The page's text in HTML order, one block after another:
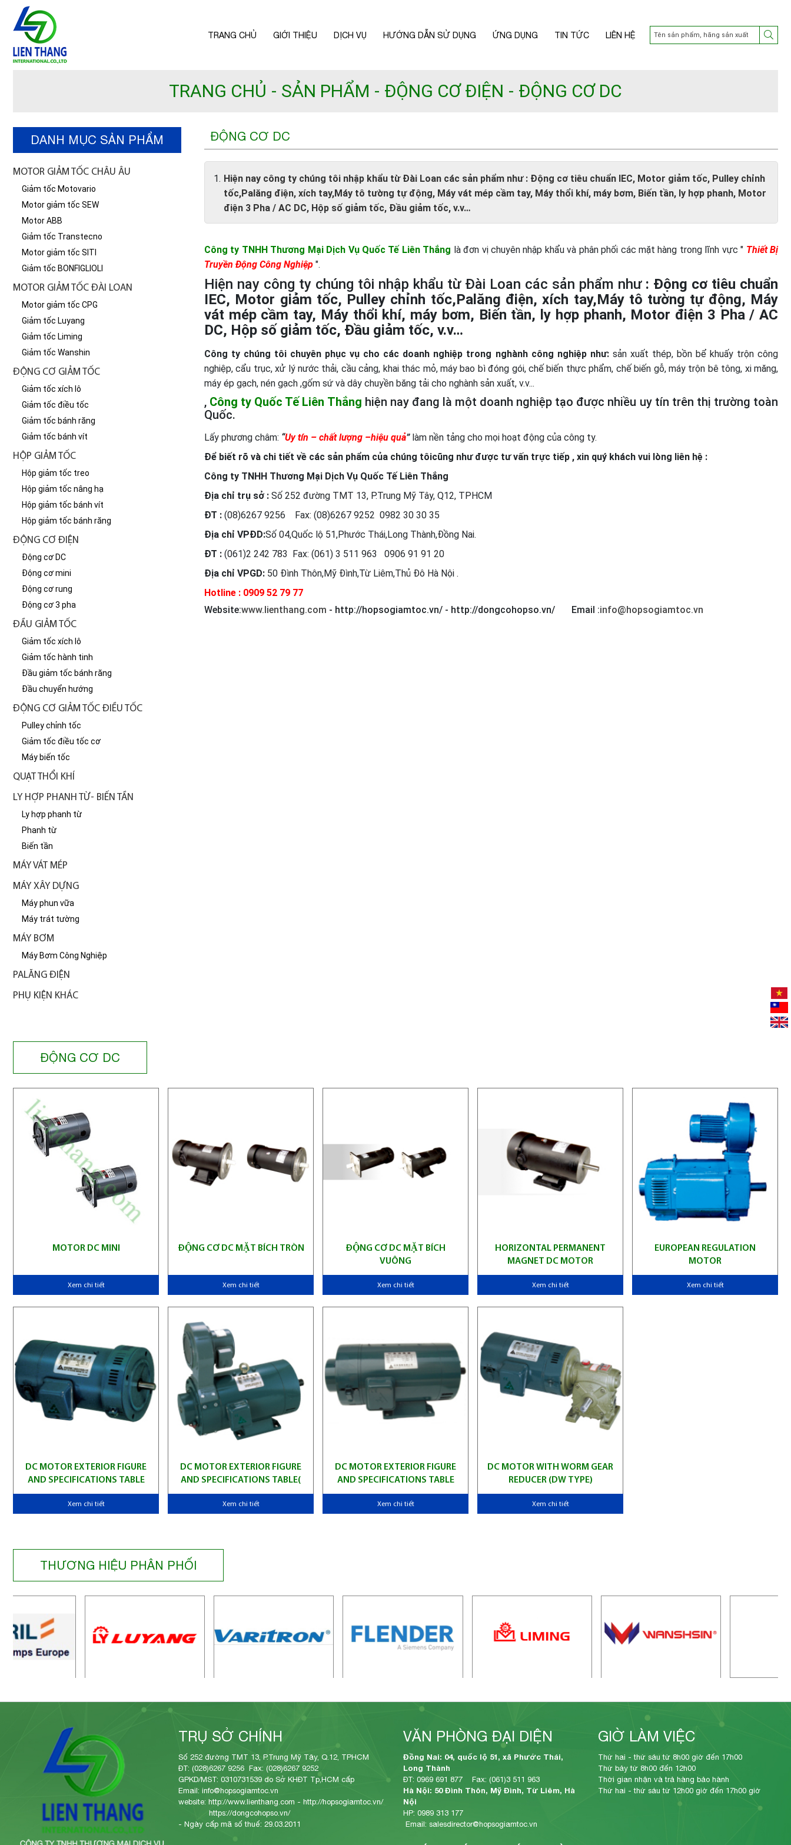
TRANG CHỦ GIỚI THIỆU DỊCH VỤ HƯỚNG DẪN SỬ DỤNG ỨNG DỤNG TIN TỨC LIÊN HỆ
TRANG CHỦ SẢN PHẨM ĐỘNG CƠ ĐIỆN ĐỘNG CƠ DC
DANH MỤC SẢN PHẨM
MOTOR GIẢM TỐC CHÂU ÂU
Giảm tốc Motovario
Motor giảm tốc SEW
Motor ABB
Giảm tốc Transtecno
Motor giảm tốc SITI
Giảm tốc BONFIGLIOLI
MOTOR GIẢM TỐC ĐÀI LOAN
Motor giảm tốc CPG
Giảm tốc Luyang
Giảm tốc Liming
Giảm tốc Wanshin
ĐỘNG CƠ GIẢM TỐC
Giảm tốc xích lô
Giảm tốc điều tốc
Giảm tốc bánh răng
Giảm tốc bánh vít
HỘP GIẢM TỐC
Hộp giảm tốc treo
Hộp giảm tốc nâng hạ
Hộp giảm tốc bánh vít
Hộp giảm tốc bánh răng
ĐỘNG CƠ ĐIỆN
Động cơ DC
Động cơ mini
Động cơ rung
Động cơ 3 pha
ĐẦU GIẢM TỐC
Giảm tốc xích lô
Giảm tốc hành tinh
Đầu giảm tốc bánh răng
Đầu chuyển hướng
ĐỘNG CƠ GIẢM TỐC ĐIỀU TỐC
Pulley chỉnh tốc
Giảm tốc điều tốc cơ
Máy biến tốc
QUẠT THỔI KHÍ
LY HỢP PHANH TỪ- BIẾN TẦN
Ly hợp phanh từ
Phanh từ
Biến tần
MÁY VÁT MÉP
MÁY XÂY DỰNG
Máy phun vữa
Máy trát tường
MÁY BƠM
Máy Bơm Công Nghiệp
PALĂNG ĐIỆN
PHỤ KIỆN KHÁC
ĐỘNG CƠ DC
Hiện nay công ty chúng tôi nhập khẩu từ Đài Loan các sản phẩm như : Động cơ tiêu chuẩn IEC, Motor giảm tốc, Pulley chỉnh
tốc,Palăng điện, xích tay,Máy tô tường tự động, Máy vát mép cầm tay, Máy thổi khí, máy bơm, Biến tần, ly hợp phanh, Motor
điện 3 Pha / AC DC, Hộp số giảm tốc, Đầu giảm tốc, v.v…
Công ty TNHH Thương MạiDịch Vụ Quốc Tế Liên Thắng là đơn vị chuyên nhập khẩu và phân phối các mặt hàng trong lĩnh vực " Thiết Bị
Truyền Động Công Nghiệp ".
Hiện nay công ty chúng tôi nhập khẩu từ Đài Loan các sản phẩm như : Động cơ tiêu chuẩn
IEC, Motor giảm tốc, Pulley chỉnh tốc,Palăng điện, xích tay,Máy tô tường tự động, Máy
vát mép cầm tay, Máy thổi khí, máy bơm, Biến tần, ly hợp phanh, Motor điện 3 Pha / AC
DC, Hộp số giảm tốc, Đầu giảm tốc, v.v…
Công ty chúng tôi chuyên phục vụ cho các doanh nghiệp trong nghành công nghiệp như: sản xuất thép, bồn bể khuấy trộn công
nghiệp, cẩu trục, xử lý nước thải, cầu cảng, khai thác mỏ, máy bao bì đóng gói, chế biến thực phẩm, chế biến gỗ, máy trộn bê tông, xi măng,
máy ép gạch, nén gạch ,gốm sứ và dây chuyền băng tải cho nghành sản xuất, v.v...
, Công ty Quốc Tế Liên Thắng hiện nay đang là một doanh nghiệp tạo được nhiều uy tín trên thị trường toàn
Quốc.
Lấy phương châm: “Uy tín – chất lượng –hiệu quả” làm nền tảng cho mọi hoạt động của công ty.
Để biết rõ và chi tiết về các sản phẩm của chúng tôicũng như được tư vấn trực tiếp , xin quý khách vui lòng liên hệ :
Công ty TNHH Thương Mại Dịch Vụ Quốc Tế Liên Thắng
Địa chỉ trụ sở : Số 252 đường TMT 13, P.Trung Mỹ Tây, Q12, TPHCM
ĐT : (08)6267 9256 Fax: (08)6267 9252 0982 30 30 35
Địa chỉ VPĐD:Số 04,Quốc lộ 51,Phước Thái,Long Thành,Đồng Nai.
ĐT : (061)2 242 783 Fax: (061) 3 511 963 0906 91 91 20
Địa chỉ VPGD: 50 Đình Thôn,Mỹ Đình,Từ Liêm,Thủ Đô Hà Nội .
Hotline : 0909 52 79 77
Website:www.lienthang.com - http://hopsogiamtoc.vn/ - http://dongcohopso.vn/ Email :info@hopsogiamtoc.vn
ĐỘNG CƠ DC
MOTOR DC MINI
Xem chi tiết
ĐỘNG CƠ DC MẶT BÍCH TRÒN
Xem chi tiết
ĐỘNG CƠ DC MẶT BÍCH
VUÔNG
Xem chi tiết
HORIZONTAL PERMANENT
MAGNET DC MOTOR
Xem chi tiết
EUROPEAN REGULATION
MOTOR
Xem chi tiết
DC MOTOR EXTERIOR FIGURE
AND SPECIFICATIONS TABLE
Xem chi tiết
DC MOTOR EXTERIOR FIGURE
AND SPECIFICATIONS TABLE(
Xem chi tiết
DC MOTOR EXTERIOR FIGURE
AND SPECIFICATIONS TABLE
Xem chi tiết
DC MOTOR WITH WORM GEAR
REDUCER (DW TYPE)
Xem chi tiết
THƯƠNG HIỆU PHÂN PHỐI
TRỤ SỞ CHÍNH
Số 252 đường TMT 13, P.Trung Mỹ Tây, Q.12, TPHCM
ĐT: (028)6267 9256 Fax: (028)6267 9252
GPKD/MST: 0310731539 do Sở KHĐT Tp,HCM cấp
Email: info@hopsogiamtoc.vn
website: http://www.lienthang.com - http://hopsogiamtoc.vn/
https://dongcohopso.vn/
- Ngày cấp mã số thuế: 29.03.2011
VĂN PHÒNG ĐẠI DIỆN
Đồng Nai: 04, quốc lộ 51, xã Phước Thái,
Long Thành
ĐT: 0969 691 877 Fax: (061)3 511 963
Hà Nội: 50 Đình Thôn, Mỹ Đình, Từ Liêm, Hà
Nội
HP: 0989 313 177
Email: salesdirector@hopsogiamtoc.vn
GIỜ LÀM VIỆC
Thứ hai - thứ sáu từ 8h00 giờ đến 17h00
Thứ bảy từ 8h00 đến 12h00
Thời gian nhận và trả hàng bảo hành
Thứ hai - thứ sáu từ 12h00 giờ đến 17h00 giờ